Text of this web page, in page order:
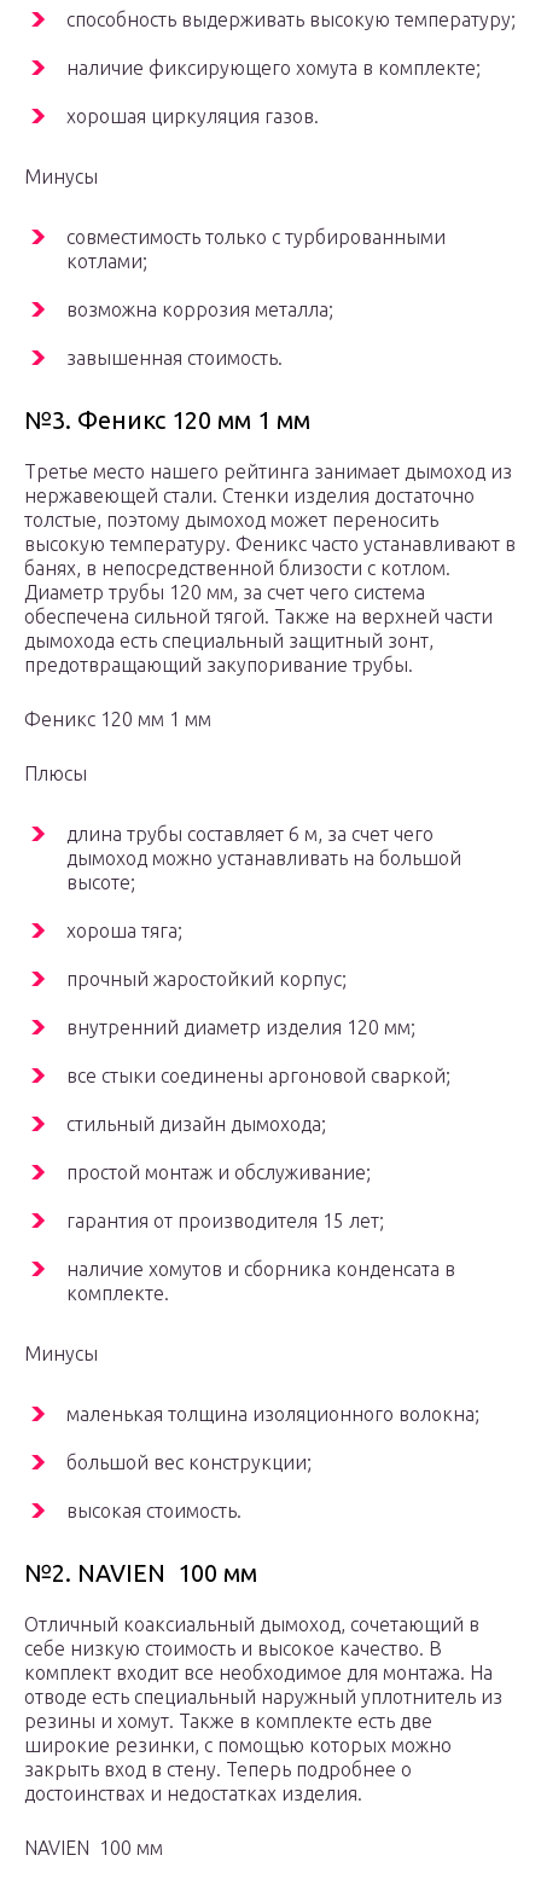
способность выдерживать высокую температуру;
наличие фиксирующего хомута в комплекте;
хорошая циркуляция газов.
Минусы
совместимость только с турбированными
котлами;
возможна коррозия металла;
завышенная стоимость.
№3. Феникс 120 мм 1 мм
Третье место нашего рейтинга занимает дымоход из
нержавеющей стали. Стенки изделия достаточно
толстые, поэтому дымоход может переносить
высокую температуру. Феникс часто устанавливают в
банях, в непосредственной близости с котлом.
Диаметр трубы 120 мм, за счет чего система
обеспечена сильной тягой. Также на верхней части
дымохода есть специальный защитный зонт,
предотвращающий закупоривание трубы.
Феникс 120 мм 1 мм
Плюсы
длина трубы составляет 6 м, за счет чего
дымоход можно устанавливать на большой
высоте;
хороша тяга;
прочный жаростойкий корпус;
внутренний диаметр изделия 120 мм;
все стыки соединены аргоновой сваркой;
стильный дизайн дымохода;
простой монтаж и обслуживание;
гарантия от производителя 15 лет;
наличие хомутов и сборника конденсата в
комплекте.
Минусы
маленькая толщина изоляционного волокна;
большой вес конструкции;
высокая стоимость.
№2. NAVIEN 100 мм
Отличный коаксиальный дымоход, сочетающий в
себе низкую стоимость и высокое качество. В
комплект входит все необходимое для монтажа. На
отводе есть специальный наружный уплотнитель из
резины и хомут. Также в комплекте есть две
широкие резинки, с помощью которых можно
закрыть вход в стену. Теперь подробнее о
достоинствах и недостатках изделия.
NAVIEN 100 мм